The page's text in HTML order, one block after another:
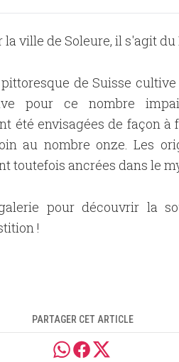
ville de Soleure, il s'agit du
de Suisse cultive
pour ce nombre
été envisagées de façon à
au nombre onze. Les
toutefois ancrées dans le
pour découvrir la
!
PARTAGER CET ARTICLE